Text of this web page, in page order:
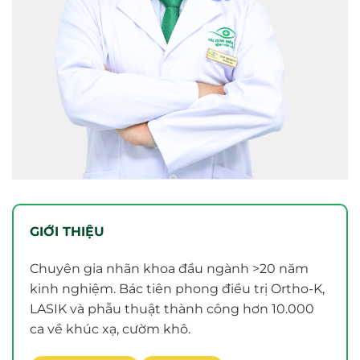
GIỚI THIỆU
Chuyên gia nhãn khoa đầu ngành >20 năm
kinh nghiệm. Bác tiên phong điều trị Ortho-K,
LASIK và phẫu thuật thành công hơn 10.000
ca về khúc xạ, cườm khô.